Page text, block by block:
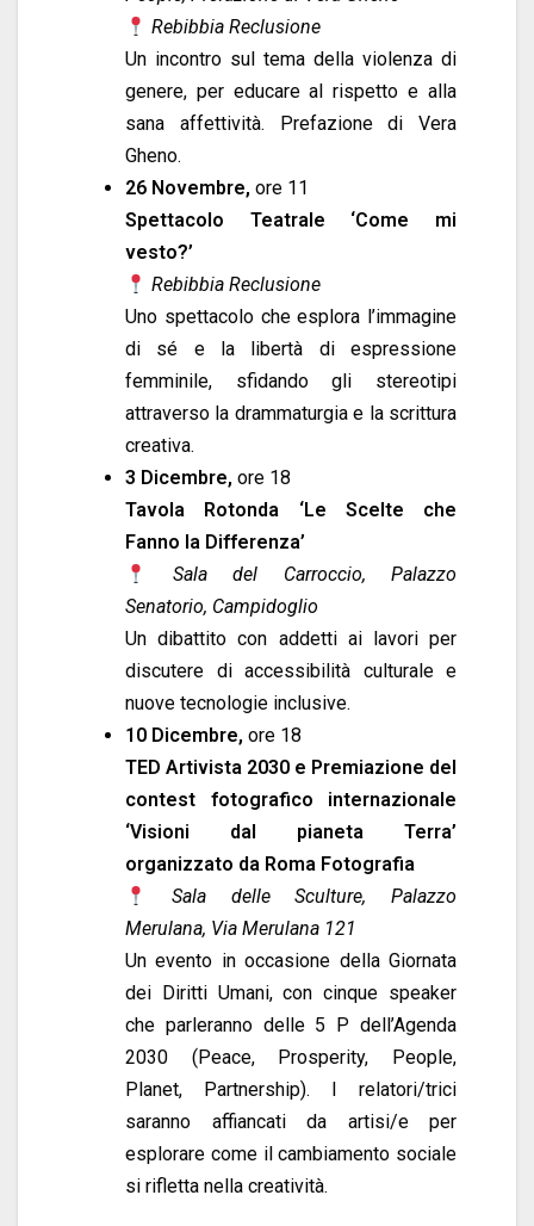
Rebibbia Reclusione
Un incontro sul tema della violenza di
genere, per educare al rispetto e alla
sana affettività. Prefazione di Vera
Gheno.
26 Novembre, ore 11
Spettacolo Teatrale ‘Come mi
vesto?’
Rebibbia Reclusione
Uno spettacolo che esplora l’immagine
di sé e la libertà di espressione
femminile, sfidando gli stereotipi
attraverso la drammaturgia e la scrittura
creativa.
3 Dicembre, ore 18
Tavola Rotonda ‘Le Scelte che
Fanno la Differenza’
Sala del Carroccio, Palazzo
Senatorio, Campidoglio
Un dibattito con addetti ai lavori per
discutere di accessibilità culturale e
nuove tecnologie inclusive.
10 Dicembre, ore 18
TED Artivista 2030 e Premiazione del
contest fotografico internazionale
‘Visioni dal pianeta Terra’
organizzato da Roma Fotografia
Sala delle Sculture, Palazzo
Merulana, Via Merulana 121
Un evento in occasione della Giornata
dei Diritti Umani, con cinque speaker
che parleranno delle 5 P dell’Agenda
2030 (Peace, Prosperity, People,
Planet, Partnership). I relatori/trici
saranno affiancati da artisi/e per
esplorare come il cambiamento sociale
si rifletta nella creatività.